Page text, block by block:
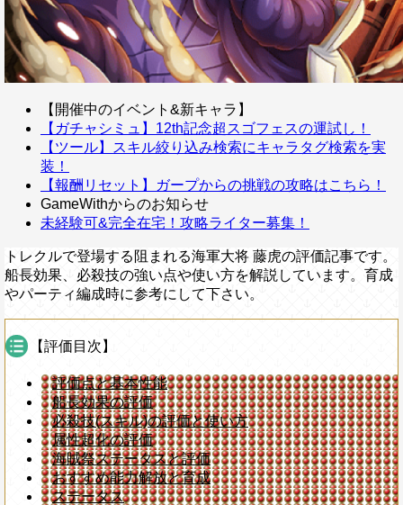
【開催中のイベント&新キャラ】
【ガチャシミュ】12th記念超スゴフェスの運試し！
【ツール】スキル絞り込み検索にキャラタグ検索を実
装！
【報酬リセット】ガープからの挑戦の攻略はこちら！
GameWithからのお知らせ
未経験可&完全在宅！攻略ライター募集！
トレクルで登場する阻まれる海軍大将 藤虎の評価記事です。
船長効果、必殺技の強い点や使い方を解説しています。育成
やパーティ編成時に参考にして下さい。
【評価目次】
評価点と基本性能
船長効果の評価
必殺技(スキル)の評価と使い方
属性超化の評価
海賊祭ステータスと評価
おすすめ能力解放と育成
ステータス